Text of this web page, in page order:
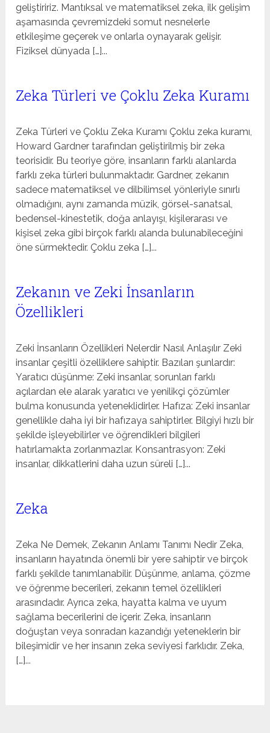
geliştiririz. Mantıksal ve matematiksel zeka, ilk gelişim
aşamasında çevremizdeki somut nesnelerle
etkileşime geçerek ve onlarla oynayarak gelişir.
Fiziksel dünyada […]...
Zeka Türleri ve Çoklu Zeka Kuramı
Zeka Türleri ve Çoklu Zeka Kuramı Çoklu zeka kuramı,
Howard Gardner tarafından geliştirilmiş bir zeka
teorisidir. Bu teoriye göre, insanların farklı alanlarda
farklı zeka türleri bulunmaktadır. Gardner, zekanın
sadece matematiksel ve dilbilimsel yönleriyle sınırlı
olmadığını, aynı zamanda müzik, görsel-sanatsal,
bedensel-kinestetik, doğa anlayışı, kişilerarası ve
kişisel zeka gibi birçok farklı alanda bulunabileceğini
öne sürmektedir. Çoklu zeka […]...
Zekanın ve Zeki İnsanların
Özellikleri
Zeki İnsanların Özellikleri Nelerdir Nasıl Anlaşılır Zeki
insanlar çeşitli özelliklere sahiptir. Bazıları şunlardır:
Yaratıcı düşünme: Zeki insanlar, sorunları farklı
açılardan ele alarak yaratıcı ve yenilikçi çözümler
bulma konusunda yeteneklidirler. Hafıza: Zeki insanlar
genellikle daha iyi bir hafızaya sahiptirler. Bilgiyi hızlı bir
şekilde işleyebilirler ve öğrendikleri bilgileri
hatırlamakta zorlanmazlar. Konsantrasyon: Zeki
insanlar, dikkatlerini daha uzun süreli […]...
Zeka
Zeka Ne Demek, Zekanın Anlamı Tanımı Nedir Zeka,
insanların hayatında önemli bir yere sahiptir ve birçok
farklı şekilde tanımlanabilir. Düşünme, anlama, çözme
ve öğrenme becerileri, zekanın temel özellikleri
arasındadır. Ayrıca zeka, hayatta kalma ve uyum
sağlama becerilerini de içerir. Zeka, insanların
doğuştan veya sonradan kazandığı yeteneklerin bir
bileşimidir ve her insanın zeka seviyesi farklıdır. Zeka,
[…]...